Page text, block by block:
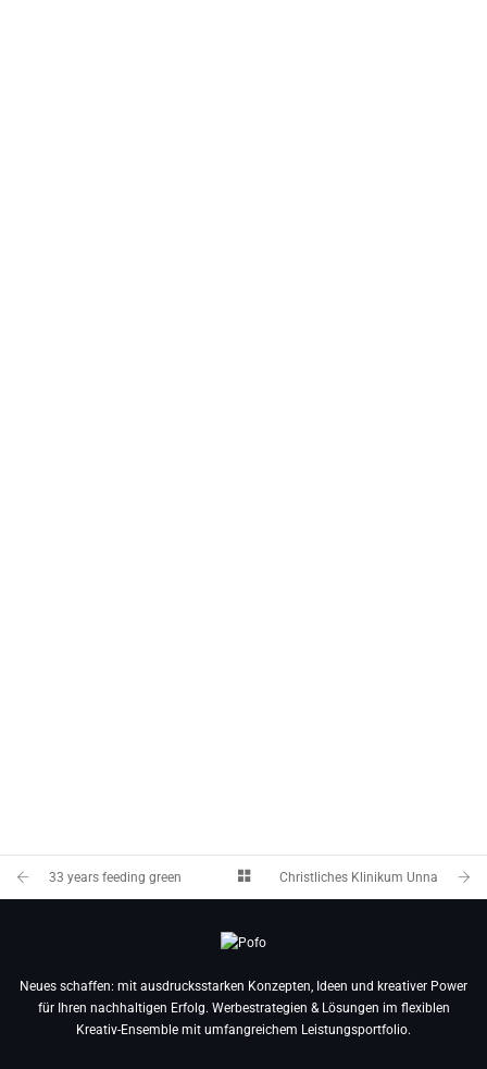
33 years feeding green Christliches Klinikum Unna
Neues schaffen: mit ausdrucksstarken Konzepten, Ideen und kreativer Power
für Ihren nachhaltigen Erfolg. Werbestrategien & Lösungen im flexiblen
Kreativ-Ensemble mit umfangreichem Leistungsportfolio.